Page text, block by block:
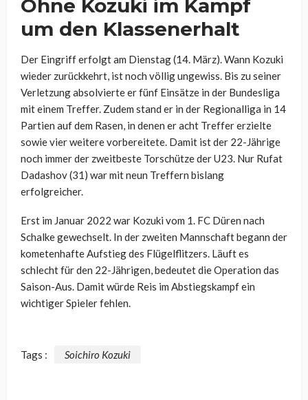
Ohne Kozuki im Kampf
um den Klassenerhalt
Der Eingriff erfolgt am Dienstag (14. März). Wann Kozuki
wieder zurückkehrt, ist noch völlig ungewiss. Bis zu seiner
Verletzung absolvierte er fünf Einsätze in der Bundesliga
mit einem Treffer. Zudem stand er in der Regionalliga in 14
Partien auf dem Rasen, in denen er acht Treffer erzielte
sowie vier weitere vorbereitete. Damit ist der 22-Jährige
noch immer der zweitbeste Torschütze der U23. Nur Rufat
Dadashov (31) war mit neun Treffern bislang
erfolgreicher.
Erst im Januar 2022 war Kozuki vom 1. FC Düren nach
Schalke gewechselt. In der zweiten Mannschaft begann der
kometenhafte Aufstieg des Flügelflitzers. Läuft es
schlecht für den 22-Jährigen, bedeutet die Operation das
Saison-Aus. Damit würde Reis im Abstiegskampf ein
wichtiger Spieler fehlen.
Tags : Soichiro Kozuki